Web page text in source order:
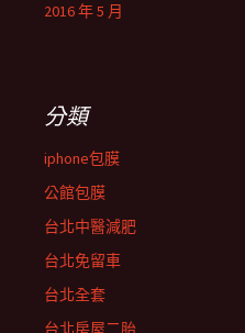
2016 年 5 月
分類
iphone包膜
公館包膜
台北中醫減肥
台北免留車
台北全套
台北房屋二胎